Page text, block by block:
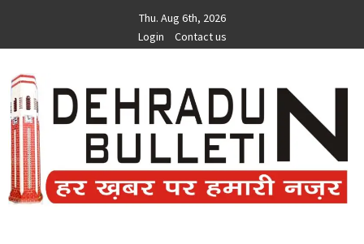
content
Thu. Aug 6th, 2026
Login
Contact us